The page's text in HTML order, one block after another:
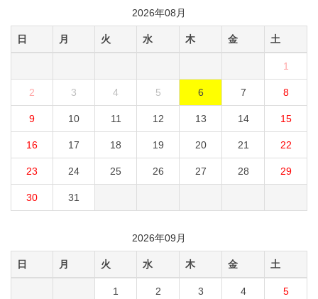
2026年08月
日 月 火 水 木 金 土
1
2 3 4 5 6 7 8
9 10 11 12 13 14 15
16 17 18 19 20 21 22
23 24 25 26 27 28 29
30 31
2026年09月
日 月 火 水 木 金 土
1 2 3 4 5